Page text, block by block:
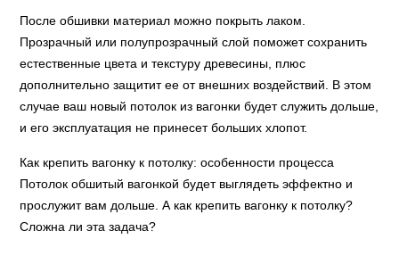
После обшивки материал можно покрыть лаком.
Прозрачный или полупрозрачный слой поможет сохранить
естественные цвета и текстуру древесины, плюс
дополнительно защитит ее от внешних воздействий. В этом
случае ваш новый потолок из вагонки будет служить дольше,
и его эксплуатация не принесет больших хлопот.
Как крепить вагонку к потолку: особенности процесса
Потолок обшитый вагонкой будет выглядеть эффектно и
прослужит вам дольше. А как крепить вагонку к потолку?
Сложна ли эта задача?